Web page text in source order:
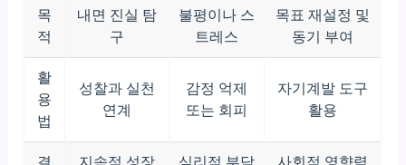
목
적
내면 진실 탐
구
불평이나 스
트레스
목표 재설정 및
동기 부여
활
용
법
성찰과 실천
연계
감정 억제
또는 회피
자기계발 도구
활용
결
지속적 성장
심리적 부담
사회적 영향력